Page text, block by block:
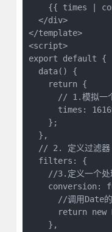
{{ times |
  </div>
</template>
<script>
export default {
  data() {
    return {
// 1.模拟一
times:
    };
  },
  // 2. 定义过滤器
  filters: {
//3.定义一个处
conversion:
//调用Date
return new
    },